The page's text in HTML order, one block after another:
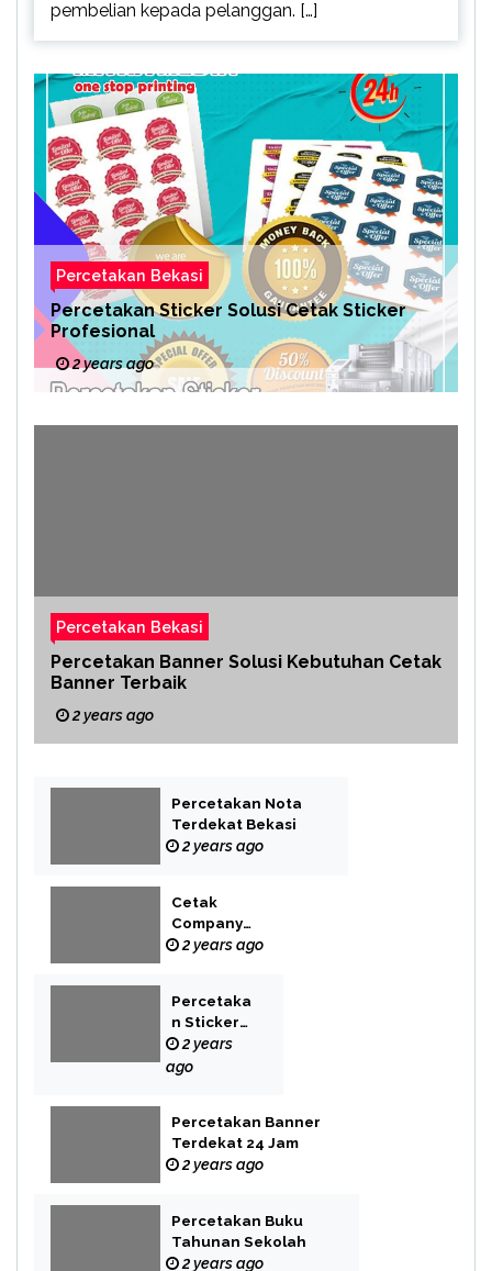
pembelian kepada pelanggan. […]
Percetakan Bekasi
Percetakan Sticker Solusi Cetak Sticker
Profesional
2 years ago
Percetakan Bekasi
Percetakan Banner Solusi Kebutuhan Cetak
Banner Terbaik
2 years ago
Percetakan Nota
Terdekat Bekasi
2 years ago
Cetak
Company
Profile Bekasi
2 years ago
Percetaka
n Sticker
Label
2 years
ago
Percetakan Banner
Terdekat 24 Jam
2 years ago
Percetakan Buku
Tahunan Sekolah
2 years ago